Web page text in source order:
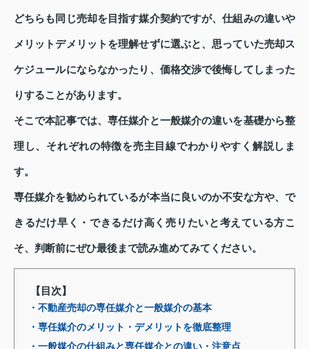
どちらも同じ売却を目指す媒介契約ですが、仕組みの違いや
メリットデメリットを理解せずに選ぶと、思っていた売却ス
ケジュールにならなかったり、価格交渉で後悔してしまった
りすることがあります。
そこで本記事では、専任媒介と一般媒介の違いを基礎から整
理し、それぞれの特徴を売主目線でわかりやすく解説しま
す。
専任媒介を勧められているが本当に良いのか不安な方や、で
きるだけ早く・できるだけ高く売りたいと考えている方こ
そ、判断前にぜひ最後まで読み進めてみてください。
【目次】
・不動産売却の専任媒介と一般媒介の基本
・専任媒介のメリット・デメリットを徹底整理
・一般媒介の仕組みと専任媒介との違い・注意点